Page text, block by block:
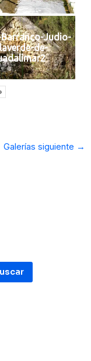
Barranco-Judio-
de-
Galerías siguiente →